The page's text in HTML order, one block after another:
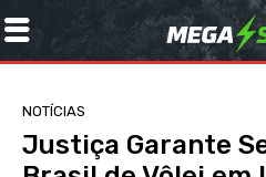
NOTÍCIAS
Justiça Garante